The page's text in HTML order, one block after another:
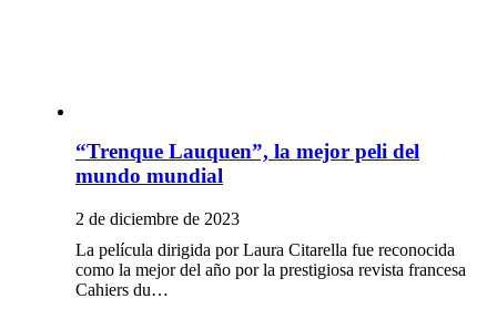
“Trenque Lauquen”, la mejor peli del
mundo mundial
2 de diciembre de 2023
La película dirigida por Laura Citarella fue reconocida
como la mejor del año por la prestigiosa revista francesa
Cahiers du…